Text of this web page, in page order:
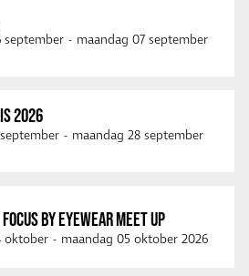
september - maandag 07 september
2026
- maandag 28 september
BY EYEWEAR MEET UP
oktober - maandag 05 oktober 2026